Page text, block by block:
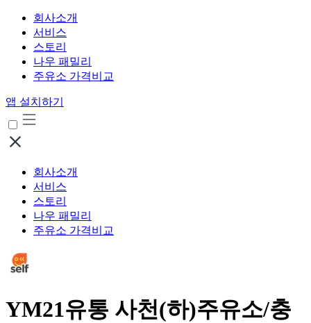
회사소개
서비스
스토리
나우 패밀리
주유소 가격비교
앱 설치하기
회사소개
서비스
스토리
나우 패밀리
주유소 가격비교
YM21유통 사천(하)주유소/충